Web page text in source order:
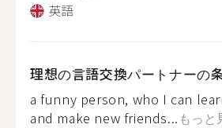
英語
理想の言語交換パートナーの
a funny person, who I can
and make new friends... もっと